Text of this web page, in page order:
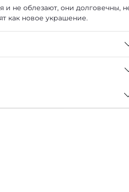
и не облезают, они долговечны,
как новое украшение.